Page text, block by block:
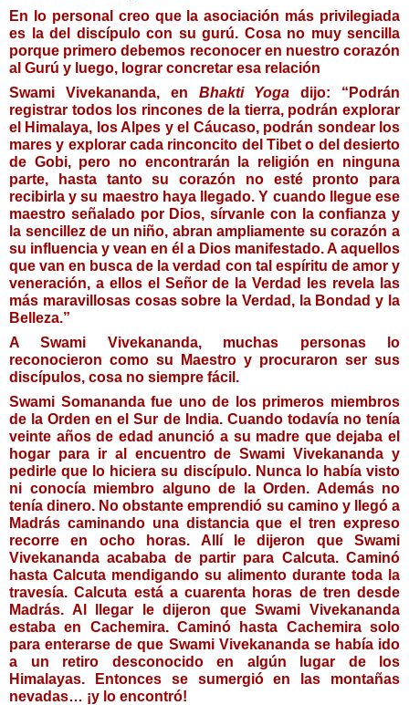
En lo personal creo que la asociación más privilegiada
es la del discípulo con su gurú. Cosa no muy sencilla
porque primero debemos reconocer en nuestro corazón
al Gurú y luego, lograr concretar esa relación
Swami Vivekananda, en Bhakti Yoga dijo: “Podrán
registrar todos los rincones de la tierra, podrán explorar
el Himalaya, los Alpes y el Cáucaso, podrán sondear los
mares y explorar cada rinconcito del Tibet o del desierto
de Gobi, pero no encontrarán la religión en ninguna
parte, hasta tanto su corazón no esté pronto para
recibirla y su maestro haya llegado. Y cuando llegue ese
maestro señalado por Dios, sírvanle con la confianza y
la sencillez de un niño, abran ampliamente su corazón a
su influencia y vean en él a Dios manifestado. A aquellos
que van en busca de la verdad con tal espíritu de amor y
veneración, a ellos el Señor de la Verdad les revela las
más maravillosas cosas sobre la Verdad, la Bondad y la
Belleza.”
A Swami Vivekananda, muchas personas lo
reconocieron como su Maestro y procuraron ser sus
discípulos, cosa no siempre fácil.
Swami Somananda fue uno de los primeros miembros
de la Orden en el Sur de India. Cuando todavía no tenía
veinte años de edad anunció a su madre que dejaba el
hogar para ir al encuentro de Swami Vivekananda y
pedirle que lo hiciera su discípulo. Nunca lo había visto
ni conocía miembro alguno de la Orden. Además no
tenía dinero. No obstante emprendió su camino y llegó a
Madrás caminando una distancia que el tren expreso
recorre en ocho horas. Allí le dijeron que Swami
Vivekananda acababa de partir para Calcuta. Caminó
hasta Calcuta mendigando su alimento durante toda la
travesía. Calcuta está a cuarenta horas de tren desde
Madrás. Al llegar le dijeron que Swami Vivekananda
estaba en Cachemira. Caminó hasta Cachemira solo
para enterarse de que Swami Vivekananda se había ido
a un retiro desconocido en algún lugar de los
Himalayas. Entonces se sumergió en las montañas
nevadas… ¡y lo encontró!